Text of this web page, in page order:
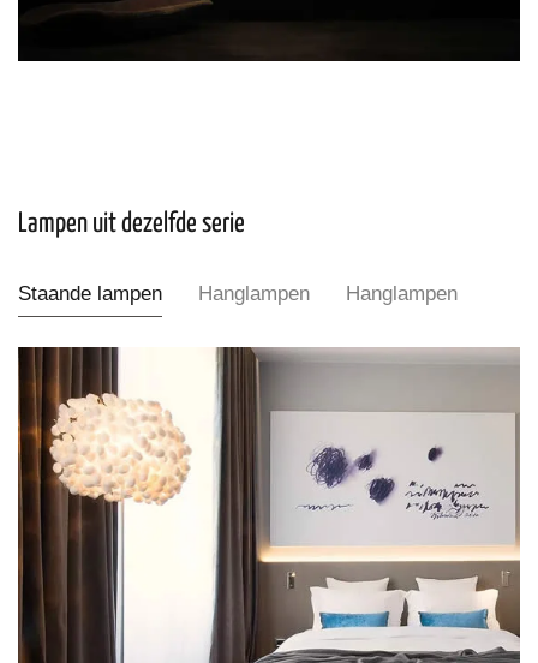
Lampen uit dezelfde serie
Staande lampen Hanglampen Hanglampen